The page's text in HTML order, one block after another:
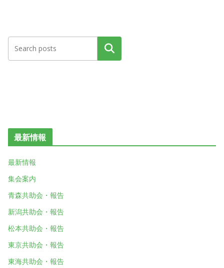
検索
最新情報
最新情報
集会案内
青森共助会・報告
新潟共助会・報告
松本共助会・報告
東京共助会・報告
東海共助会・報告